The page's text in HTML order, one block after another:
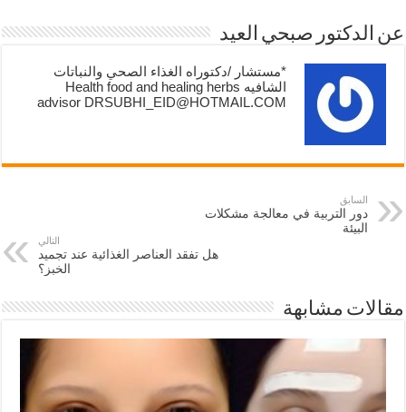
عن الدكتور صبحي العيد
*مستشار /دكتوراه الغذاء الصحي والنباتات
الشافيه Health food and healing herbs
advisor DRSUBHI_EID@HOTMAIL.COM
السابق
دور التربية في معالجة مشكلات
البيئة
التالي
هل تفقد العناصر الغذائية عند تجميد
الخبز؟
مقالات مشابهة